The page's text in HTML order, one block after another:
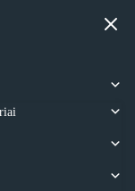
PASIŪLYMAIS
PASLAUGA